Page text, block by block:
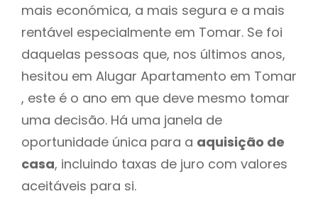
mais económica, a mais segura e a mais
rentável especialmente em Tomar. Se foi
daquelas pessoas que, nos últimos anos,
hesitou em Alugar Apartamento em Tomar
, este é o ano em que deve mesmo tomar
uma decisão. Há uma janela de
oportunidade única para a aquisição de
casa, incluindo taxas de juro com valores
aceitáveis para si.